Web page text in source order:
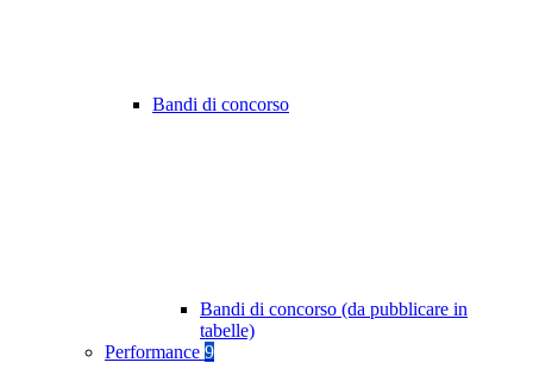
Bandi di concorso
Bandi di concorso (da pubblicare in
tabelle)
Performance 9